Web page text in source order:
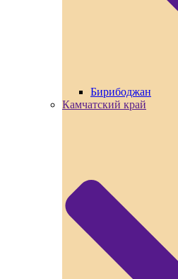
Бирибоджан
Камчатский край